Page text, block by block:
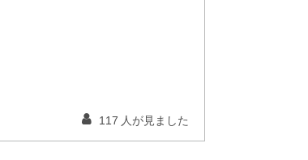
117 人が見ました